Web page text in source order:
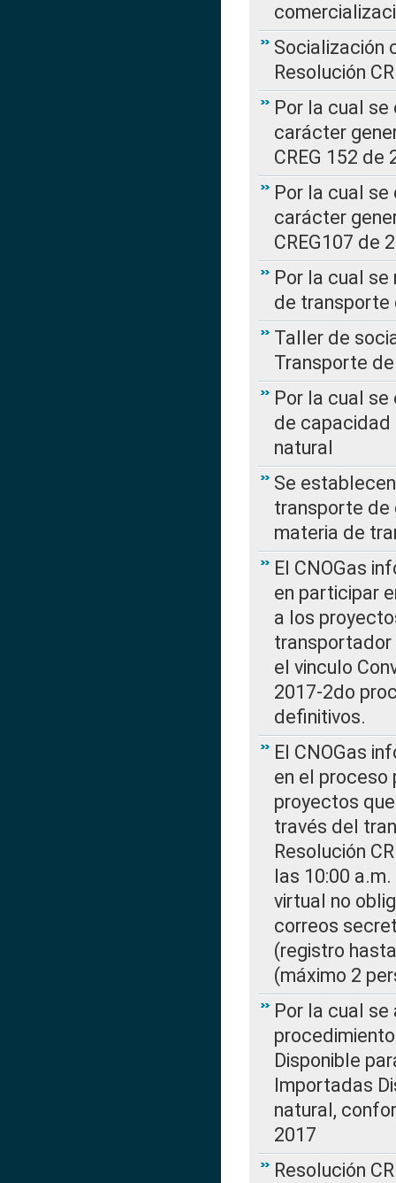
Socialización
Resolución
Por la cual
carácter
CREG 152 de
Por la cual
carácter
CREG107 de
Por la cual
de transporte
Taller de
Transporte
Por la cual
de capacidad
natural
Se
transporte de
materia de
El CNOGas
en participar
a los
transportador
el vinculo
2017-2do
definitivos.
El CNOGas
en el proceso
proyectos
través del
Resolución
las 10:00
virtual no
correos
(registro
(máximo 2
Por la cual
Disponible
Importadas
natural,
2017
Resolución